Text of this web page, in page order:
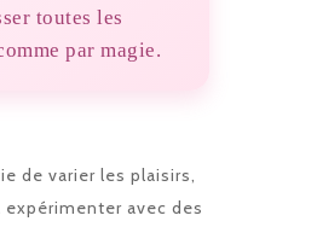
toutes les
par magie.
de varier les plaisirs,
expérimenter avec des